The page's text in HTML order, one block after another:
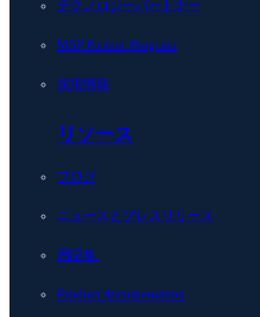
テクノロジーパートナー
MSP Partner Program
採用情報
リソース
ブログ
ニュースとプレスリリース
用語集
Product documentation